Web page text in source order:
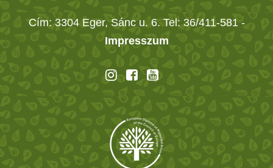
Cím: 3304 Eger, Sánc u. 6. Tel: 36/411-581 -
Impresszum